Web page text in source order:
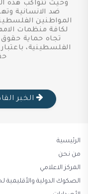
وحيث تتواكب هذه
ضد الانسانية
المواطنين
لكافة منظمات
تجاه حماية
الفلسطينية،
الخبر
الرئيسية
من نحن
المركز الاعلامي
الصكوك الدولية والأقليمية